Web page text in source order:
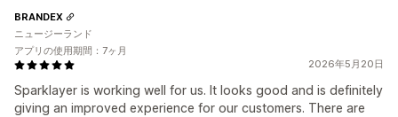
2026年5月20日
Sparklayer is working well for us. It looks good and is definitely
giving an improved experience for our customers. There are
BRANDEX
ニュージーランド
アプリの使用期間：7ヶ月